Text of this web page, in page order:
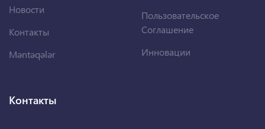
Новости
Контакты
Məntəqələr
Пользовательское
Соглашение
Инновации
Контакты